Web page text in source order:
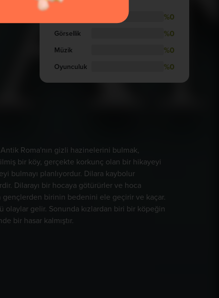
%0
Görsellik %0
Müzik %0
Oyunculuk %0
Roma'nın gizli hazinelerini bulmak,
bir köy, gerçekte korkunç olan bir hikayeyi
bulmayı planlıyordur. Dilara kaybolur
Dilarayı bir hocaya götürürler ve hoca
gençlerden birinin bedenini ele geçirir ve kaçar.
olaylar gelir. Sonunda kızlardan biri bir köpeğin
bir hasar kalmıştır.